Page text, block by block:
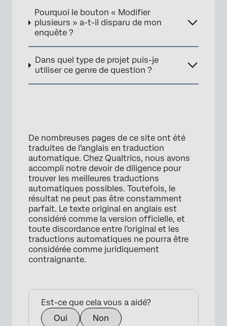
×
Pourquoi le bouton « Modifier
plusieurs » a-t-il disparu de mon
enquête ?
Dans quel type de projet puis-je
utiliser ce genre de question ?
De nombreuses pages de ce site ont été
traduites de l'anglais en traduction
automatique. Chez Qualtrics, nous avons
accompli notre devoir de diligence pour
trouver les meilleures traductions
automatiques possibles. Toutefois, le
résultat ne peut pas être constamment
parfait. Le texte original en anglais est
considéré comme la version officielle, et
toute discordance entre l'original et les
traductions automatiques ne pourra être
considérée comme juridiquement
contraignante.
Est-ce que cela vous a aidé?
Oui
Non